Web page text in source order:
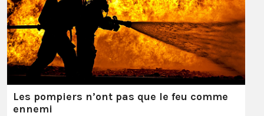
Les pompiers n’ont pas que le feu comme
ennemi